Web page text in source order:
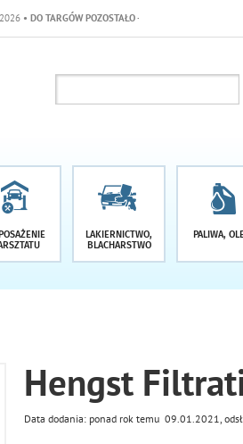
POZOSTAŁO -1 DNI
LAKIERNICTWO,
BLACHARSTWO
PALIWA,
Hengst
Data dodania: ponad rok temu 09.01.2021,